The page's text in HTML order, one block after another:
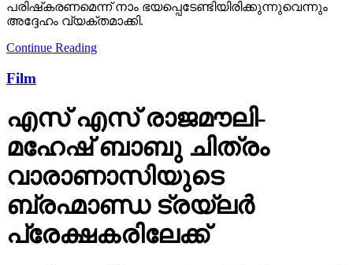
പരിഷ്‌കരണമെന്ന് നാം ഭയപ്പെടേണ്ടിയിരിക്കുന്നുവെന്നും
അദ്ദേഹം വ്യക്തമാക്കി.
Continue Reading
Film
എസ് എസ് രാജമൗലി-
മഹേഷ് ബാബു ചിത്രം
വാരാണാസിയുടെ
ബ്രഹ്മാണ്ഡ ട്രയ്ലർ
പ്രേക്ഷകരിലേക്ക്